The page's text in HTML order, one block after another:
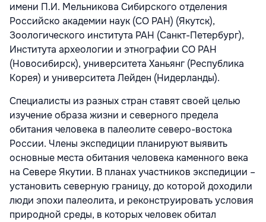
имени П.И. Мельникова Сибирского отделения
Российско академии наук (СО РАН) (Якутск),
Зоологического института РАН (Санкт-Петербург),
Института археологии и этнографии СО РАН
(Новосибирск), университета Ханьянг (Республика
Корея) и университета Лейден (Нидерланды).
Специалисты из разных стран ставят своей целью
изучение образа жизни и северного предела
обитания человека в палеолите северо-востока
России. Члены экспедиции планируют выявить
основные места обитания человека каменного века
на Севере Якутии. В планах участников экспедиции –
установить северную границу, до которой доходили
люди эпохи палеолита, и реконструировать условия
природной среды, в которых человек обитал